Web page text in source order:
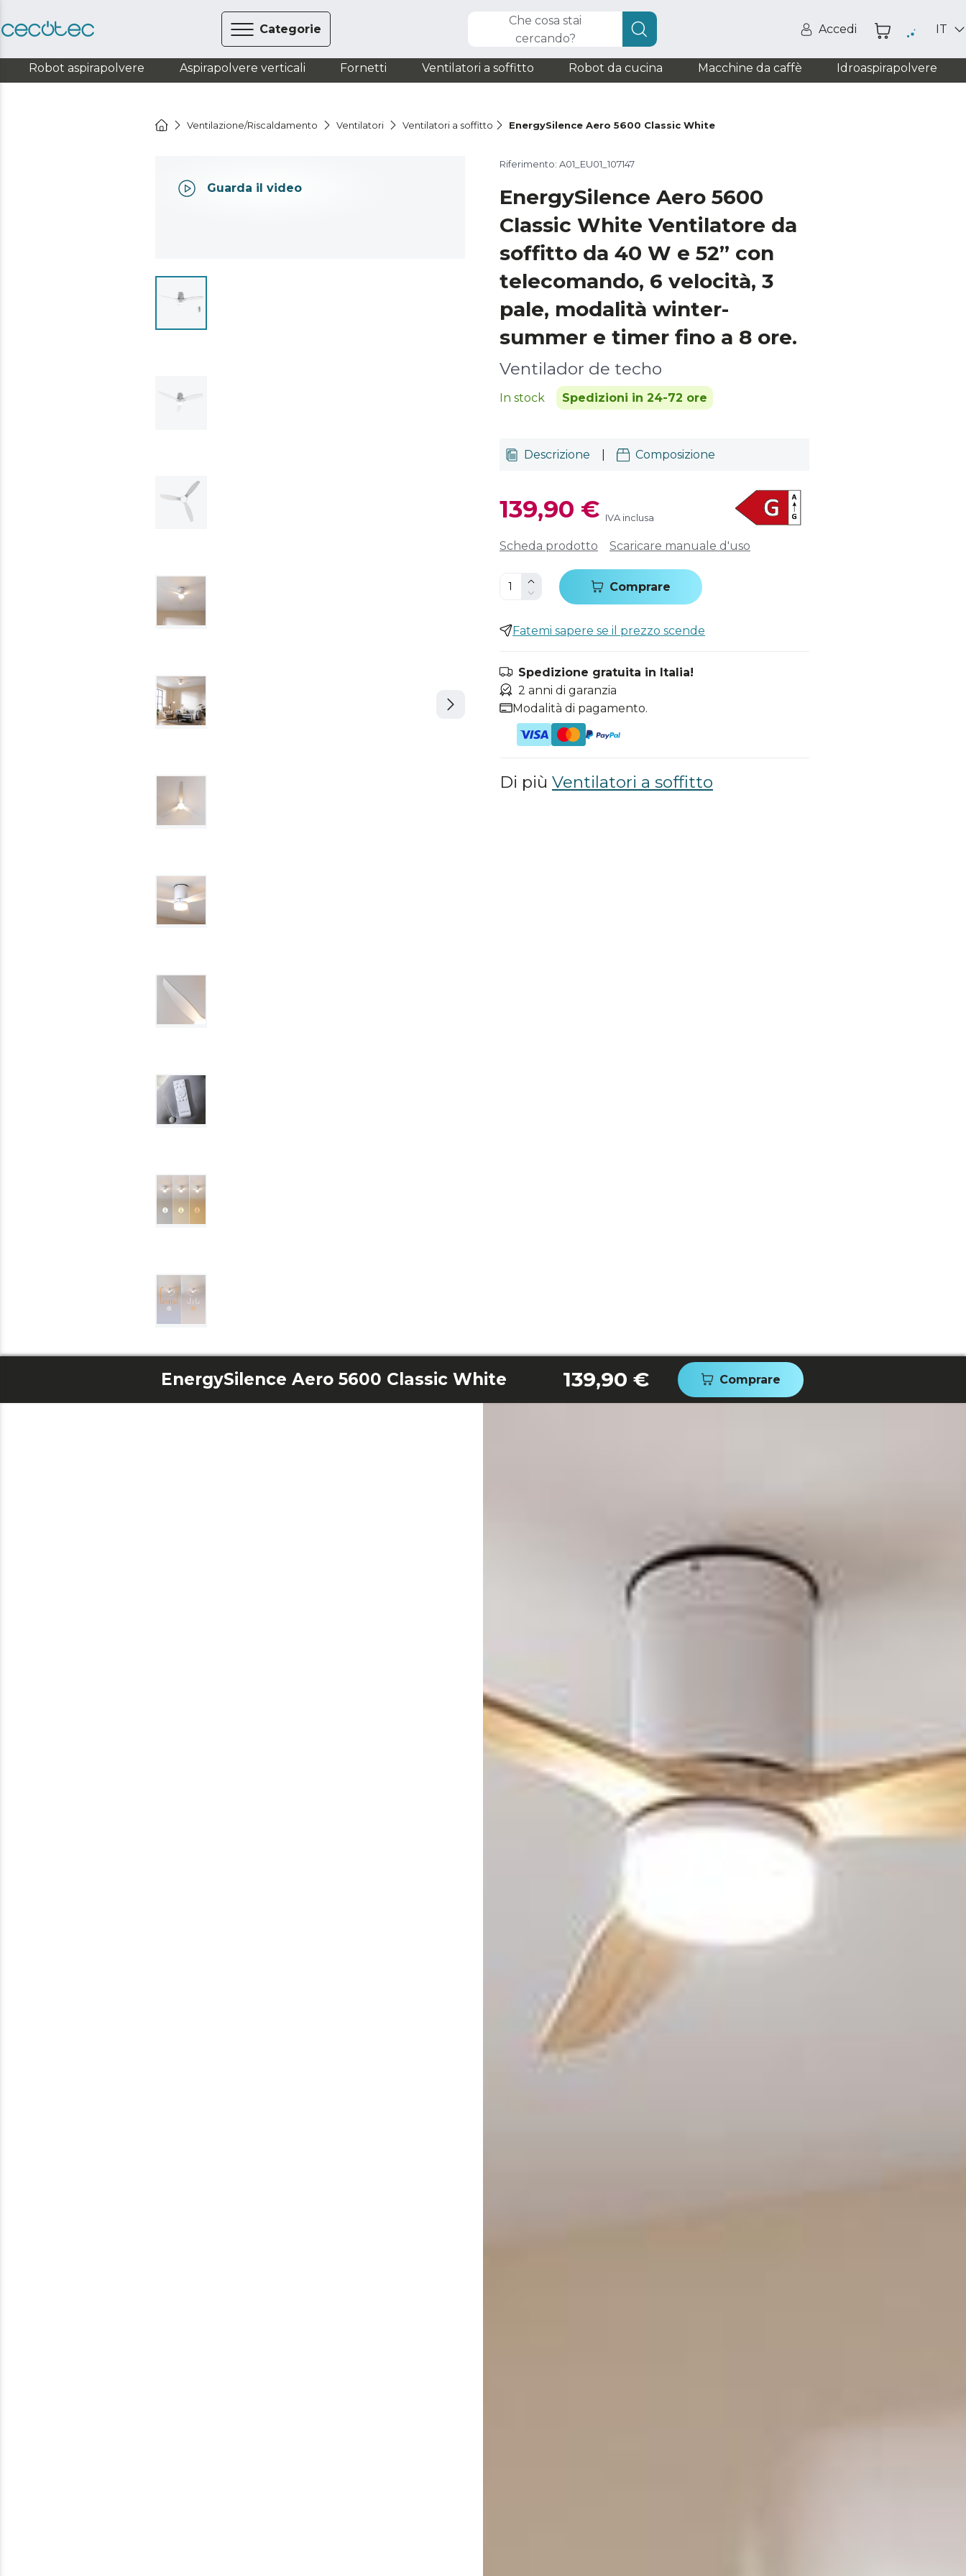
Categorie
Che cosa stai
cercando?
Accedi IT
Robot aspirapolvere Aspirapolvere verticali Fornetti Ventilatori a soffitto Robot da cucina Macchine da caffè Idroaspirapolvere
Ventilazione/Riscaldamento Ventilatori Ventilatori a soffitto EnergySilence Aero 5600 Classic White
Guarda il video
Riferimento: A01_EU01_107147
EnergySilence Aero 5600
Classic White Ventilatore da
soffitto da 40 W e 52” con
telecomando, 6 velocità, 3
pale, modalità winter-
summer e timer fino a 8 ore.
Ventilador de techo
In stock Spedizioni in 24-72 ore
Descrizione Composizione
139,90 € IVA inclusa
Scheda prodotto Scaricare manuale d'uso
Comprare
Fatemi sapere se il prezzo scende
Spedizione gratuita in Italia!
2 anni di garanzia
Modalità di pagamento.
Di più Ventilatori a soffitto
EnergySilence Aero 5600 Classic White 139,90 € Comprare